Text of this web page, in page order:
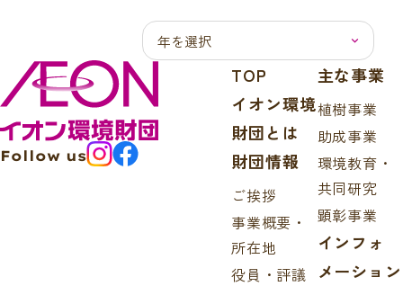
Follow us
TOP
イオン環境
財団とは
財団情報
ご挨拶
事業概要・
所在地
役員・評議
主な事業
植樹事業
助成事業
環境教育・
共同研究
顕彰事業
インフォ
メーション